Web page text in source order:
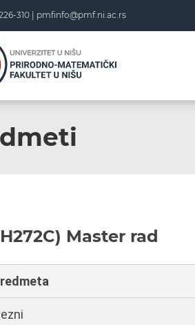
310 | pmfinfo@pmf.ni.ac.rs
Master rad